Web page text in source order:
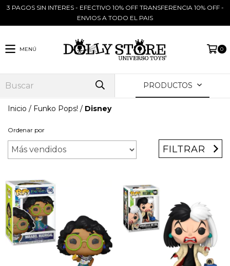
3 PAGOS SIN INTERES - EFECTIVO 10% OFF TRANSFERENCIA 10% OFF -
ENVIOS A TODO EL PAIS
MENÚ 0
PRODUCTOS
Inicio / Funko Pops! / Disney
Ordenar por
FILTRAR